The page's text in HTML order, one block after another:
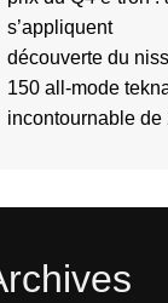
s’appliquent
découverte du
150 all-mode
incontournable de